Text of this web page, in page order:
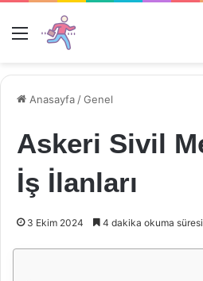
Menü
Anasayfa /Genel
Askeri Sivil
İş İlanları
3 Ekim 2024 4 dakika okuma süresi